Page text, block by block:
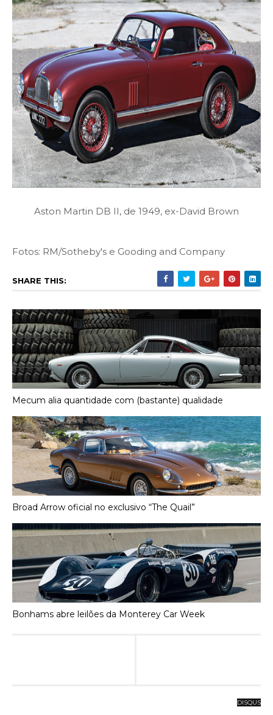
Aston Martin DB II, de 1949, ex-David Brown
Fotos: RM/Sotheby's e Gooding and Company
SHARE THIS:
Mecum alia quantidade com (bastante) qualidade
Broad Arrow oficial no exclusivo “The Quail”
Bonhams abre leilões da Monterey Car Week
DISQUS